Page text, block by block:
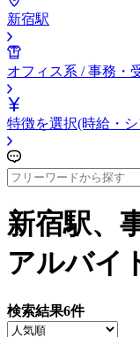
新宿駅
オフィス系 / 事務・
特徴を選択(時給・
新宿駅、
アルバイ
検索結果6件